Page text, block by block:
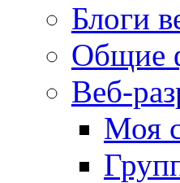
Блоги
Общие
Веб-
Моя